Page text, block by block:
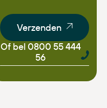
Verzenden
Of bel 0800 55 444
56